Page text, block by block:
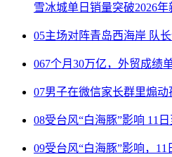
雪冰城单日销量突破2026年
05主场对阵青岛西海岸 队
067个月30万亿，外贸成绩
07男子在微信家长群里煽
08受台风“白海豚”影响 11
09受台风“白海豚”影响，